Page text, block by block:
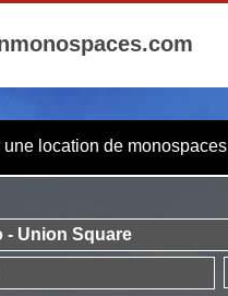
une location de monospaces